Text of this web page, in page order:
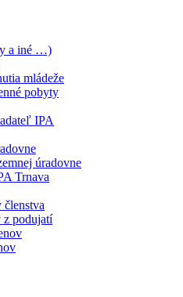
a iné …)
mládeže
pobyty
IPA
úradovne
Trnava
z podujatí